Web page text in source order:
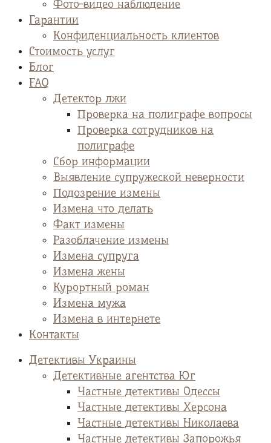
Фото-видео наблюдение
Гарантии
Конфиденциальность клиентов
Стоимость услуг
Блог
FAQ
Детектор лжи
Проверка на полиграфе вопросы
Проверка сотрудников на
полиграфе
Сбор информации
Выявление супружеской неверности
Подозрение измены
Измена что делать
Факт измены
Разоблачение измены
Измена супруга
Измена жены
Курортный роман
Измена мужа
Измена в интернете
Контакты
Детективы Украины
Детективные агентства Юг
Частные детективы Одессы
Частные детективы Херсона
Частные детективы Николаева
Частные детективы Запорожья